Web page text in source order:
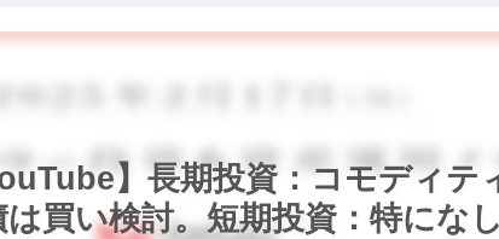
】長期投資：コモディテ
買い検討。短期投資：特にな